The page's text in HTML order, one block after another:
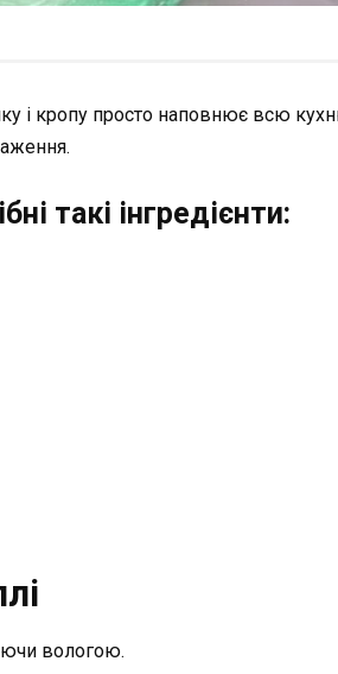
і кропу просто наповнює всю
такі інгредієнти:
вологою.